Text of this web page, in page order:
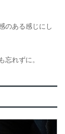
のある感じにし
忘れずに。